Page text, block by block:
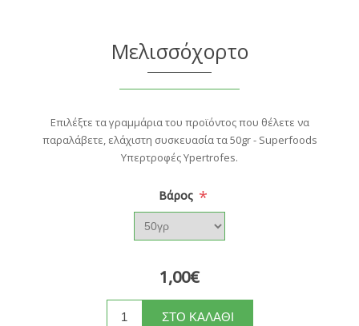
Μελισσόχορτο
Επιλέξτε τα γραμμάρια του προϊόντος που θέλετε να
παραλάβετε, ελάχιστη συσκευασία τα 50gr - Superfoods
Υπερτροφές Ypertrofes.
Βάρος *
1,00€